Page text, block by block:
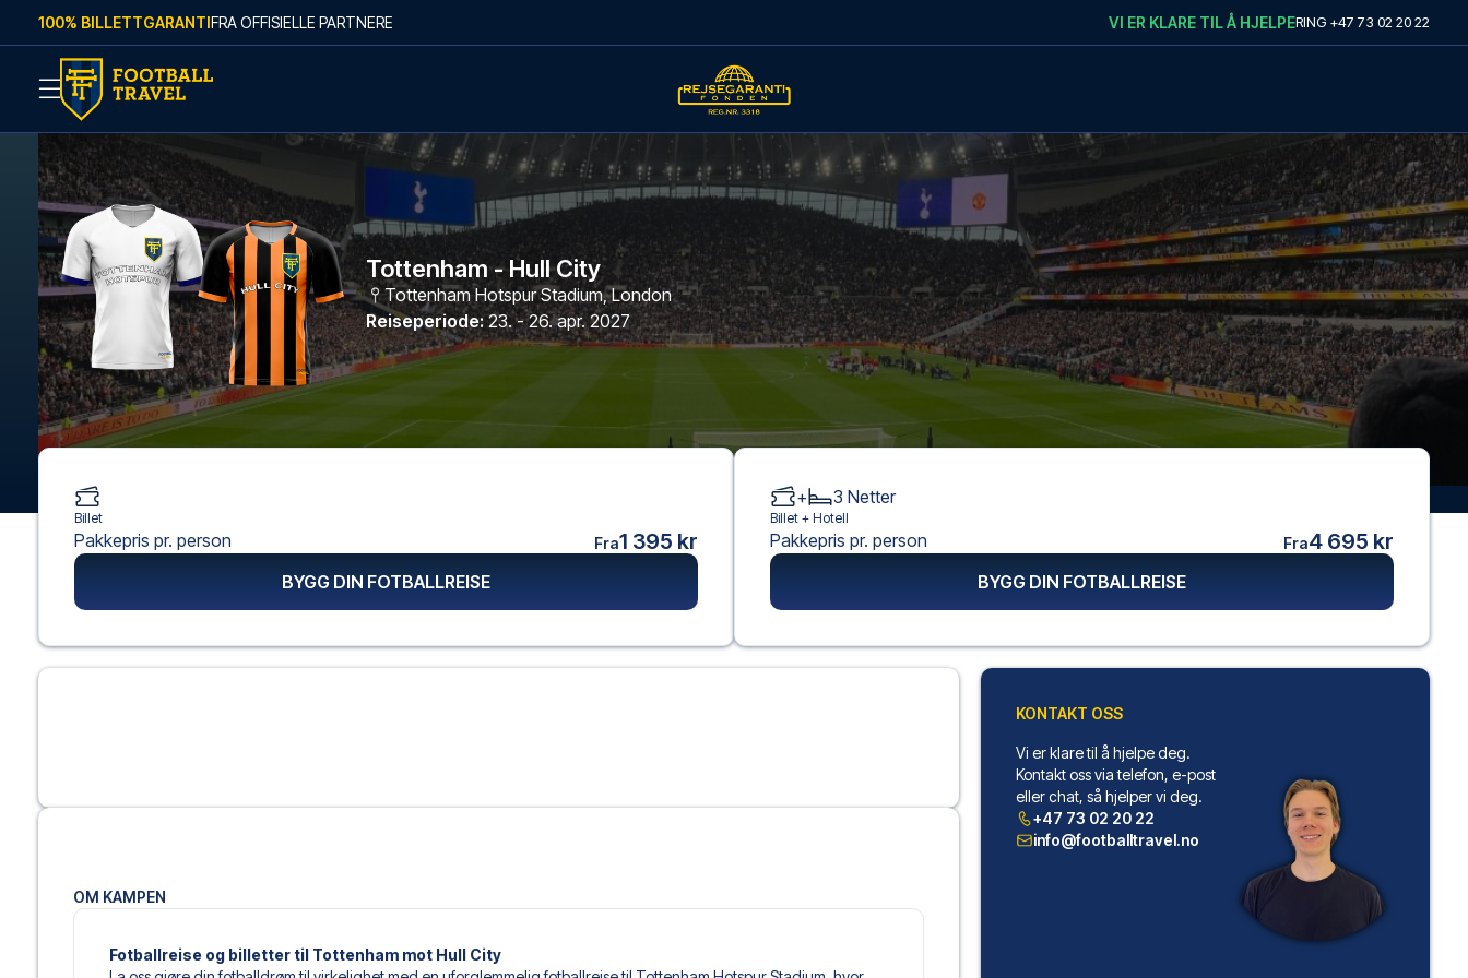
Skip to content
100% BILLETTGARANTIFRA OFFISIELLE PARTNERE VI ER KLARE TIL Å HJELPERING +47 73 02 20 22
Tottenham - Hull City
Tottenham Hotspur Stadium,London
Reiseperiode: 23. - 26. apr. 2027
OM KAMPEN
Fotballreise og billetter til Tottenham mot Hull City
Billet
Pakkepris pr. person Fra1 395 kr
BYGG DIN FOTBALLREISE
+ 3 Netter
Billet + Hotell
Pakkepris pr. person Fra4 695 kr
BYGG DIN FOTBALLREISE
KONTAKT OSS
Vi er klare til å hjelpe deg.
Kontakt oss via telefon, e-post
eller chat, så hjelper vi deg.
+47 73 02 20 22
info@footballtravel.no